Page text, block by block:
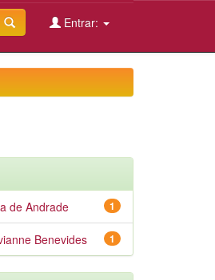
Entrar:
1
de Andrade
1
Benevides